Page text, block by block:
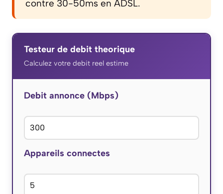
contre 30-50ms en ADSL.
Testeur de debit theorique
Calculez votre debit reel estime
Debit annonce (Mbps)
Appareils connectes